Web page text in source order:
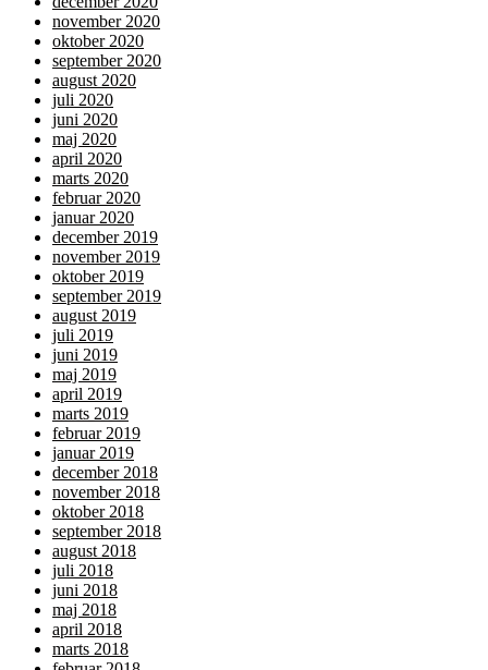
november 2020
oktober 2020
september 2020
august 2020
juli 2020
juni 2020
maj 2020
april 2020
marts 2020
februar 2020
januar 2020
december 2019
november 2019
oktober 2019
september 2019
august 2019
juli 2019
juni 2019
maj 2019
april 2019
marts 2019
februar 2019
januar 2019
december 2018
november 2018
oktober 2018
september 2018
august 2018
juli 2018
juni 2018
maj 2018
april 2018
marts 2018